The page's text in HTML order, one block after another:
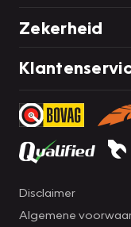
Zekerheid
Disclaimer
Algemene